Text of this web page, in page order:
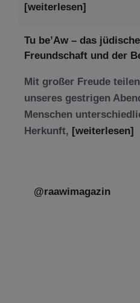
[weiterlesen]
Tu be’Aw – das
Freundschaft und der
Mit großer Freude
unseres gestrigen
Menschen
Herkunft, [weiterlesen]
@raawimagazin